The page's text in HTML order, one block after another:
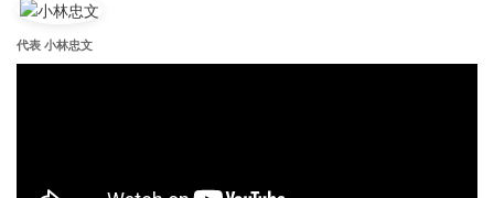
代表 小林忠文